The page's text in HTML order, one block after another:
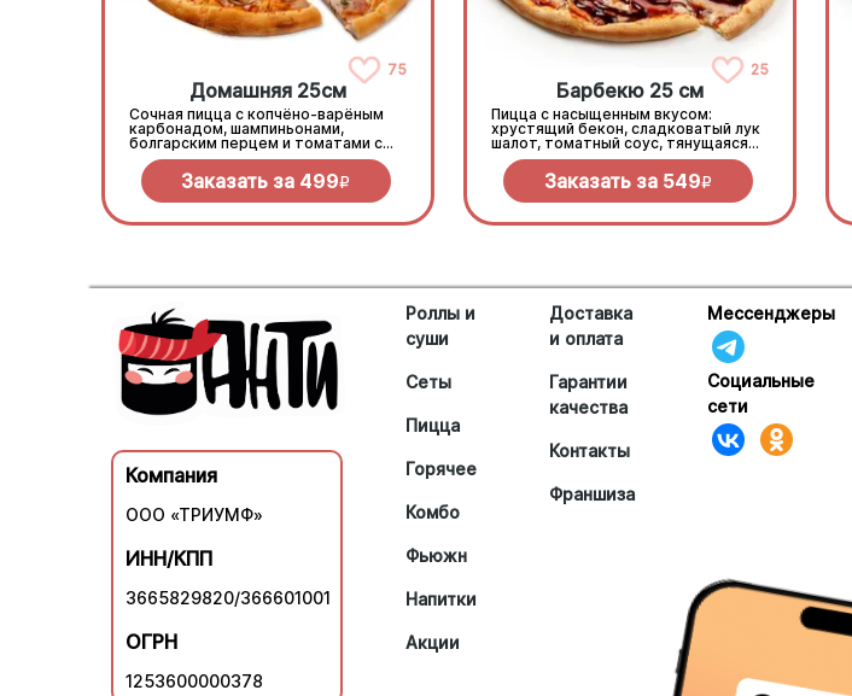
75
Домашняя 25см
Сочная пицца с копчёно-варёным
карбонадом, шампиньонами,
болгарским перцем и томатами с
зеленью под моцареллой
Заказать за 499R
25
Барбекю 25 см
Пицца с насыщенным вкусом:
хрустящий бекон, сладковатый лук
шалот, томатный соус, тянущаяся
моцарелла и дымный прянный соус
барбекю.Заказать за 549R
Компания
ООО «ТРИУМФ»
ИНН/КПП
3665829820/366601001
ОГРН
1253600000378
Роллы и
суши
Сеты
Пицца
Горячее
Комбо
Фьюжн
Напитки
Акции
Доставка
и оплата
Гарантии
качества
Контакты
Франшиза
Мессенджеры
Социальные
сети